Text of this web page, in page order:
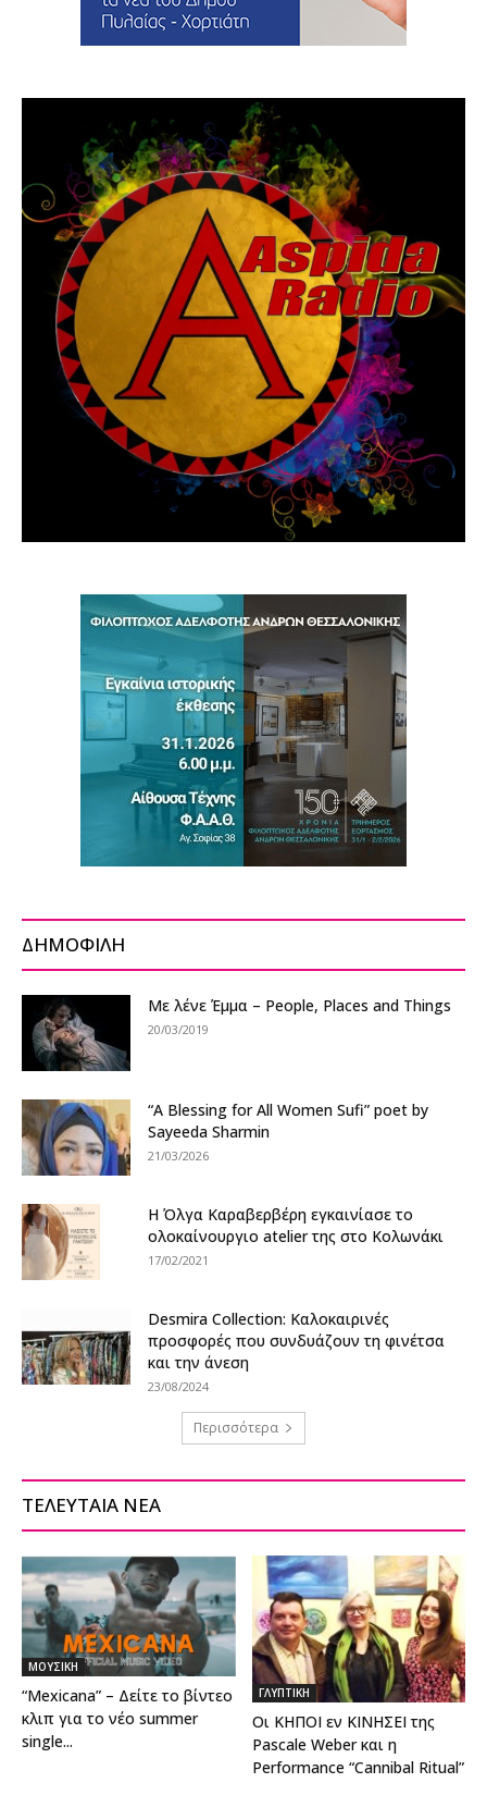
ΔΗΜΟΦΙΛΗ
Με λένε Έμμα – People, Places and Things
20/03/2019
“A Blessing for All Women Sufi” poet by
Sayeeda Sharmin
21/03/2026
Η Όλγα Καραβερβέρη εγκαινίασε το
ολοκαίνουργιο atelier της στο Κολωνάκι
17/02/2021
Desmira Collection: Καλοκαιρινές
προσφορές που συνδυάζουν τη φινέτσα
και την άνεση
23/08/2024
Περισσότερα
ΤΕΛΕΥΤΑΙΑ ΝΕΑ
ΜΟΥΣΙΚΗ
“Mexicana” – Δείτε το βίντεο
κλιπ για το νέο summer
single...
ΓΛΥΠΤΙΚΗ
Οι ΚΗΠΟΙ εν ΚΙΝΗΣΕΙ της
Pascale Weber και η
Performance “Cannibal Ritual”